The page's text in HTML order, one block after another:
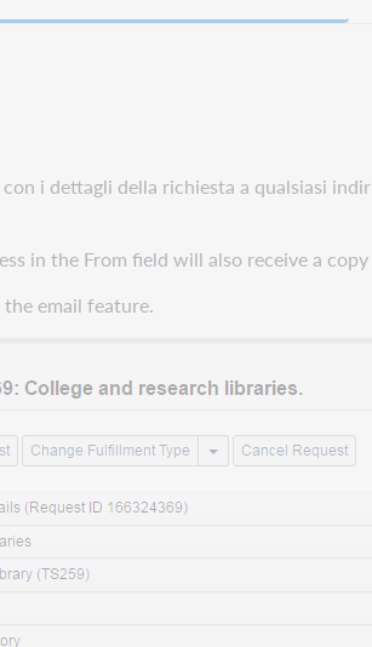
i dettagli della richiesta a qualsiasi
in the From field will also receive a
email feature.